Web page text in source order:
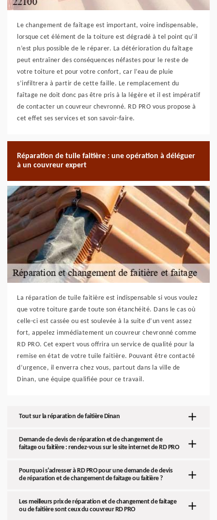
Le changement de faîtage est important, voire indispensable,
lorsque cet élément de la toiture est dégradé à tel point qu’il
n’est plus possible de le réparer. La détérioration du faîtage
peut entraîner des conséquences néfastes pour le reste de
votre toiture et pour votre confort, car l’eau de pluie
s’infiltrera à partir de cette faille. Le remplacement du
faîtage ne doit donc pas être pris à la légère et il est impératif
de contacter un couvreur chevronné. RD PRO vous propose à
cet effet ses services et son savoir-faire.
Réparation de tuile faitière : une opération à déléguer
à un couvreur expert
La réparation de tuile faitière est indispensable si vous voulez
que votre toiture garde toute son étanchéité. Dans le cas où
celle-ci est cassée ou est soulevée à la suite d’un vent assez
fort, appelez immédiatement un couvreur chevronné comme
RD PRO. Cet expert vous offrira un service de qualité pour la
remise en état de votre tuile faitière. Pouvant être contacté
d’urgence, il enverra chez vous, partout dans la ville de
Dinan, une équipe qualifiée pour ce travail.
Tout sur la réparation de faitière Dinan
Demande de devis de réparation et de changement de
faitage ou faitière : rendez-vous sur le site internet de RD PRO
Pourquoi s’adresser à RD PRO pour une demande de devis
de réparation et de changement de faitage ou faitière ?
Les meilleurs prix de réparation et de changement de faitage
ou de faitière sont ceux du couvreur RD PRO